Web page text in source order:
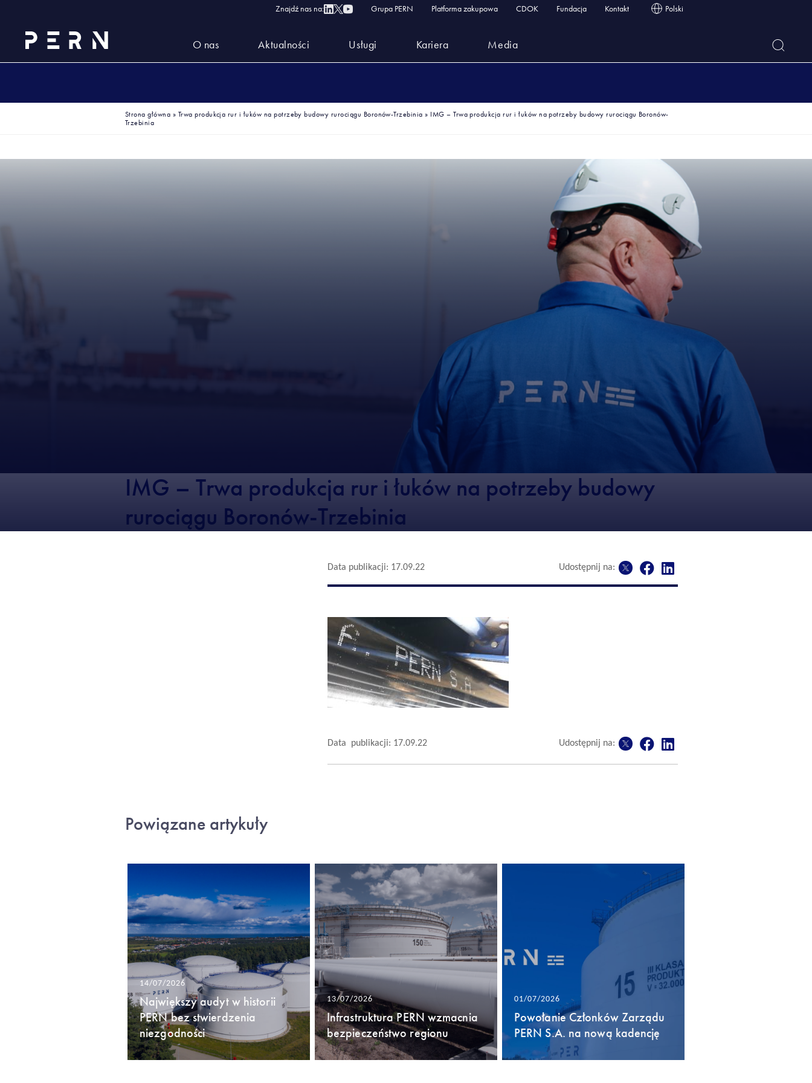
Znajdź nas na: Grupa PERN Platforma zakupowa CDOK Fundacja Kontakt Polski
O nas Aktualności Usługi Kariera Media
Strona główna » Trwa produkcja rur i łuków na potrzeby budowy rurociągu Boronów-Trzebinia » IMG – Trwa produkcja rur i łuków na potrzeby budowy rurociągu Boronów-
Trzebinia
IMG – Trwa produkcja rur i łuków na potrzeby budowy
rurociągu Boronów-Trzebinia
Data publikacji: 17.09.22 Udostępnij na:
Data publikacji: 17.09.22 Udostępnij na:
Powiązane artykuły
14/07/2026
Największy audyt w historii
PERN bez stwierdzenia
niezgodności
13/07/2026
Infrastruktura PERN wzmacnia
bezpieczeństwo regionu
01/07/2026
Powołanie Członków Zarządu
PERN S.A. na nową kadencję